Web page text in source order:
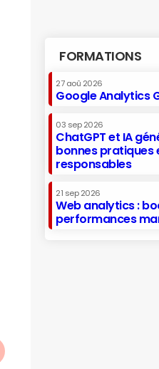
FORMATIONS
27 aoû 2026
Google Analytics
03 sep 2026
ChatGPT et IA
bonnes pratiques
responsables
21 sep 2026
Web analytics :
performances